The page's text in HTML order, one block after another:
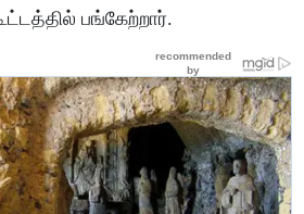
பங்கேற்றார்.